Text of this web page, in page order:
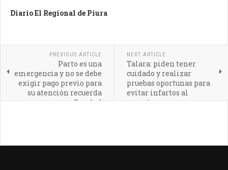
Diario El Regional de Piura
PREVIOUS ARTICLE
Parto es una
emergencia y no se debe
exigir pago previo para
su atención recuerda
Susalud
NEXT ARTICLE
Talara: piden tener
cuidado y realizar
pruebas oportunas para
evitar infartos al
corazón